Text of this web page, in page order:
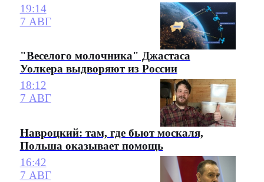
19:14
7 АВГ
"Веселого молочника" Джастаса
Уолкера выдворяют из России
18:12
7 АВГ
Навроцкий: там, где бьют москаля,
Польша оказывает помощь
16:42
7 АВГ